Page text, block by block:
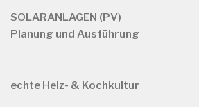
SOLARANLAGEN (PV)
Planung und Ausführung
echte Heiz- & Kochkultur